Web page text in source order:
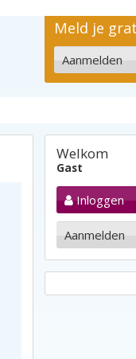
Meld je
Aanmelden
Welkom
Gast
Inloggen
Aanmelden